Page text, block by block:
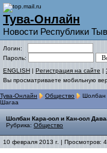
Тува-Онлайн
Новости Республики
Логин:
Пароль:
ENGLISH | Регистрация на сайте |
Вы просматриваете мобильную
Тува-Онлайн Общество
Шолбан
Шагаа
Шолбан Кара-оол и Кан-оол
Рубрика: Общество
10 февраля 2013 г. | Просмотров: